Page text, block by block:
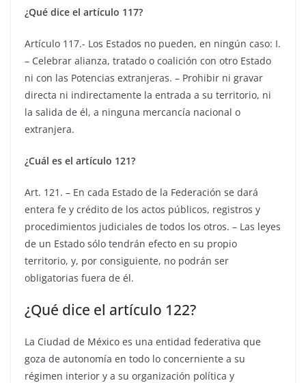
¿Qué dice el artículo 117?
Artículo 117.- Los Estados no pueden, en ningún caso: I.
– Celebrar alianza, tratado o coalición con otro Estado
ni con las Potencias extranjeras. – Prohibir ni gravar
directa ni indirectamente la entrada a su territorio, ni
la salida de él, a ninguna mercancía nacional o
extranjera.
¿Cuál es el artículo 121?
Art. 121. – En cada Estado de la Federación se dará
entera fe y crédito de los actos públicos, registros y
procedimientos judiciales de todos los otros. – Las leyes
de un Estado sólo tendrán efecto en su propio
territorio, y, por consiguiente, no podrán ser
obligatorias fuera de él.
¿Qué dice el artículo 122?
La Ciudad de México es una entidad federativa que
goza de autonomía en todo lo concerniente a su
régimen interior y a su organización política y